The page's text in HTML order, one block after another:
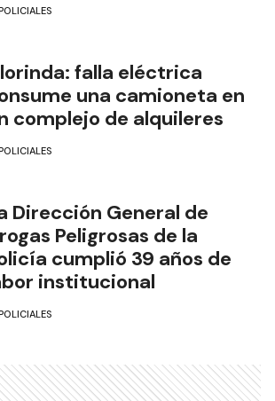
falla eléctrica
una camioneta en
complejo de alquileres
Dirección General de
Peligrosas de la
cumplió 39 años de
institucional